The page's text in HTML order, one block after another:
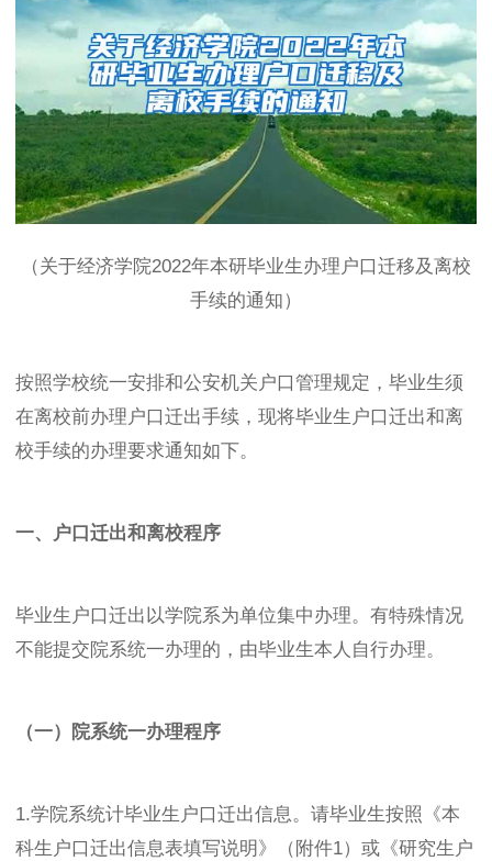
（关于经济学院2022年本研毕业生办理户口迁移及离校
手续的通知）
按照学校统一安排和公安机关户口管理规定，毕业生须
在离校前办理户口迁出手续，现将毕业生户口迁出和离
校手续的办理要求通知如下。
一、户口迁出和离校程序
毕业生户口迁出以学院系为单位集中办理。有特殊情况
不能提交院系统一办理的，由毕业生本人自行办理。
（一）院系统一办理程序
1.学院系统计毕业生户口迁出信息。请毕业生按照《本
科生户口迁出信息表填写说明》（附件1）或《研究生户